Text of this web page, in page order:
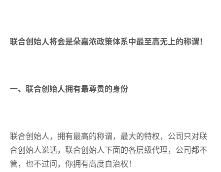
联合创始人将会是朵嘉浓政策体系中最至高无上的称谓！
一、 联合创始人拥有最尊贵的身份
联合创始人，拥有最高的称谓，最大的特权，公司只对联
合创始人说话，联合创始人下面的各层级代理，公司都不
管，也不过问，你拥有高度自治权！